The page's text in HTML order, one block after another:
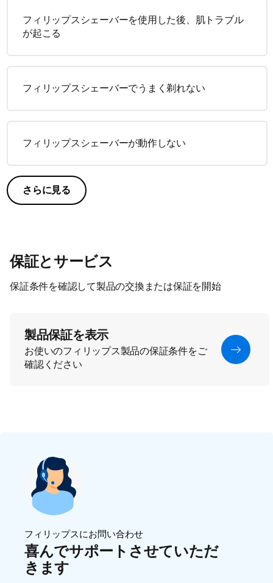
フィリップスシェーバーを使用した後、肌トラブル
が起こる
フィリップスシェーバーでうまく剃れない
フィリップスシェーバーが動作しない
さらに見る
保証とサービス
保証条件を確認して製品の交換または保証を開始
製品保証を表示
お使いのフィリップス製品の保証条件をご
確認ください
フィリップスにお問い合わせ
喜んでサポートさせていただ
きます